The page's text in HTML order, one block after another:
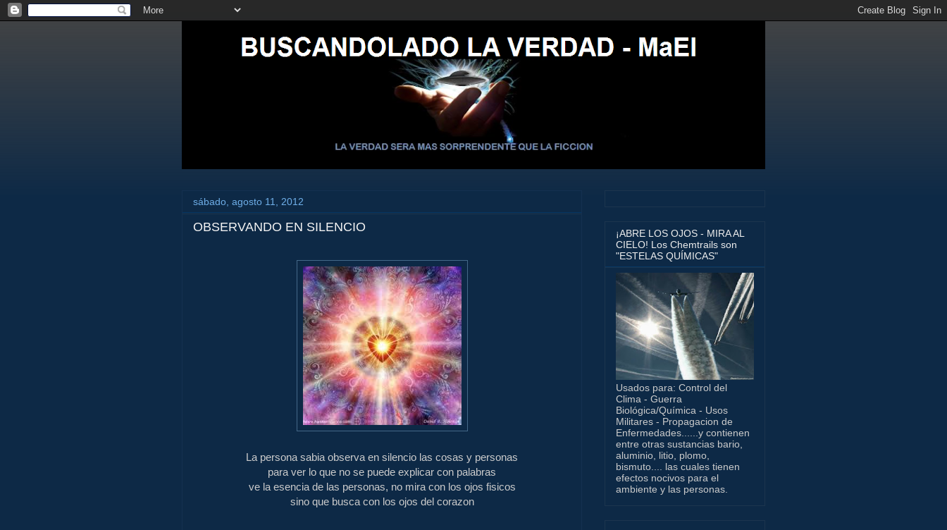
sábado, agosto 11, 2012
OBSERVANDO EN SILENCIO
La persona sabia observa en silencio las cosas y personas
para ver lo que no se puede explicar con palabras
ve la esencia de las personas, no mira con los ojos fisicos
sino que busca con los ojos del corazon
¡ABRE LOS OJOS - MIRA AL
CIELO! Los Chemtrails son
"ESTELAS QUÍMICAS"
Usados para: Control del
Clima - Guerra
Biológica/Química - Usos
Militares - Propagacion de
Enfermedades......y contienen
entre otras sustancias bario,
aluminio, litio, plomo,
bismuto.... las cuales tienen
efectos nocivos para el
ambiente y las personas.